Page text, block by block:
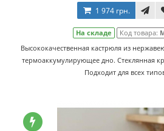
1 974 грн.
На складе Код товара:
Высококачественная кастрюля из
термоаккумулирующее дно. Стеклянная
Подходит для всех